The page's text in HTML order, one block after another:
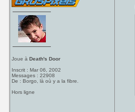
Joue àDeath's Door
Inscrit : Mar 06, 2002
Messages : 22908
De : Borgo, là où y a la fibre.
Hors ligne